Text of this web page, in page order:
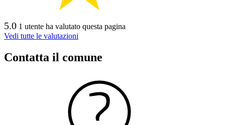
5.0 1 utente ha valutato questa pagina
Vedi tutte le valutazioni
Contatta il comune